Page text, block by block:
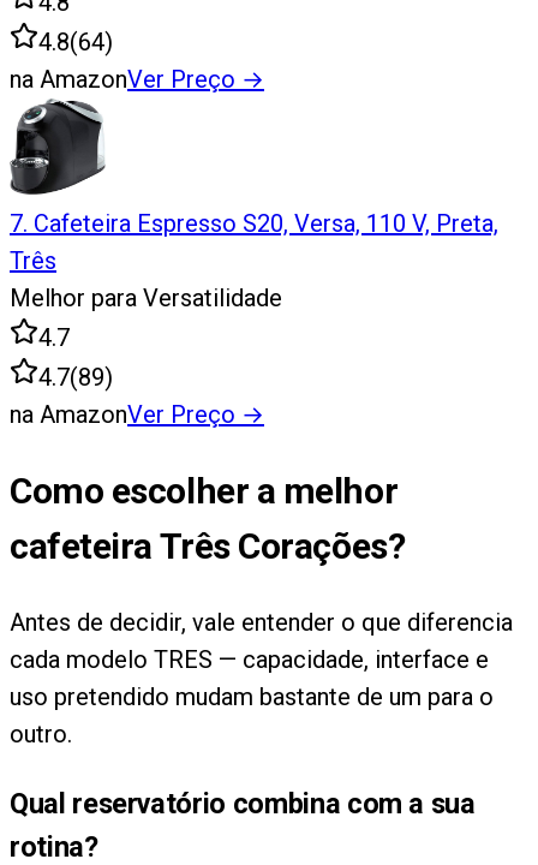
4.8(64)
na AmazonVer Preço →
7. Cafeteira Espresso S20, Versa, 110 V, Preta,
Três
Melhor para Versatilidade
4.7
4.7(89)
na AmazonVer Preço →
Como escolher a melhor
cafeteira Três Corações?
Antes de decidir, vale entender o que diferencia
cada modelo TRES — capacidade, interface e
uso pretendido mudam bastante de um para o
outro.
Qual reservatório combina com a sua
rotina?